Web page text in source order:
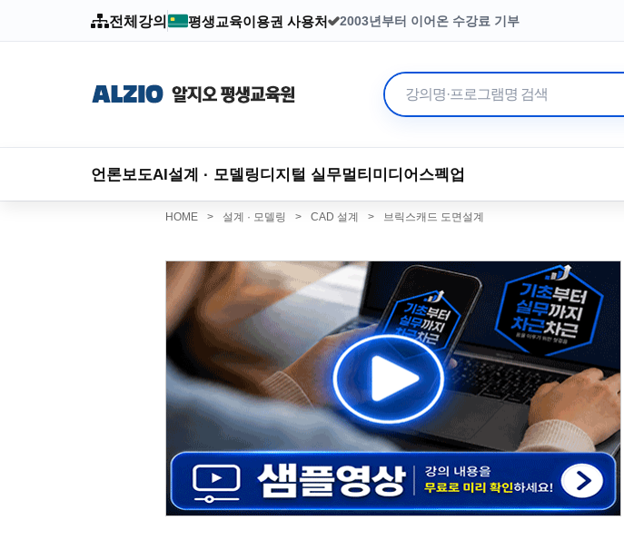
전체강의 평생교육이용권 사용처
2003년부터 이어온 수강료 기부
언론보도AI설계 · 모델링디지털 실무멀티미디어 스펙업
HOME > 설계 · 모델링 > CAD 설계 > 브릭스캐드 도면설계